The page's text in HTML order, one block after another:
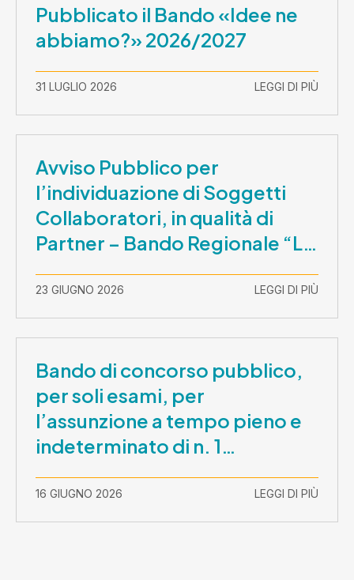
Pubblicato il Bando «Idee ne
abbiamo?» 2026/2027
31 LUGLIO 2026 LEGGI DI PIÙ
Avviso Pubblico per
l’individuazione di Soggetti
Collaboratori, in qualità di
Partner – Bando Regionale “La
Lombardia è dei Giovani 2026”
– CUP E81B26000210003
23 GIUGNO 2026 LEGGI DI PIÙ
Bando di concorso pubblico,
per soli esami, per
l’assunzione a tempo pieno e
indeterminato di n. 1
Assistente Sociale –
Comunicazione prova scritta e
prova orale
16 GIUGNO 2026 LEGGI DI PIÙ